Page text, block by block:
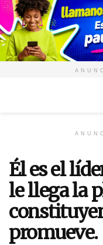
Él es el
le llega la
promueve.